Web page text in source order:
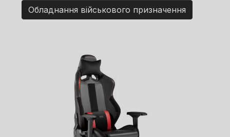
Обладнання військового призначення